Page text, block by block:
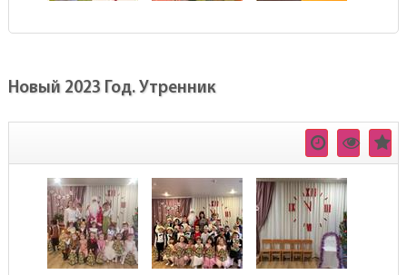
Новый 2023 Год. Утренник